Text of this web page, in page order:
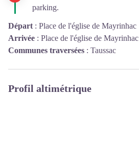
parking.
Départ : Place de l'église de Mayrinhac
Arrivée : Place de l'église de Mayrinhac
Communes traversées : Taussac
Profil altimétrique